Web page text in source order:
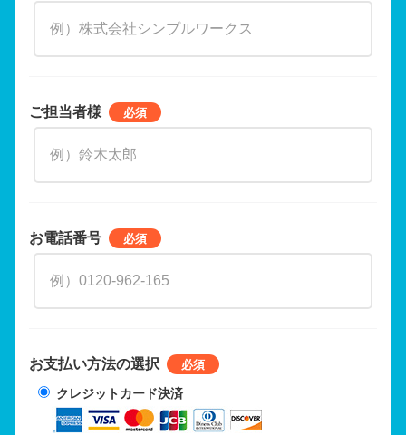
ご担当者様
お電話番号
お支払い方法の選択
クレジットカード決済